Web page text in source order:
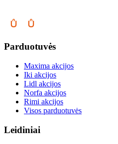
Parduotuvės
Maxima akcijos
Iki akcijos
Lidl akcijos
Norfa akcijos
Rimi akcijos
Visos parduotuvės
Leidiniai